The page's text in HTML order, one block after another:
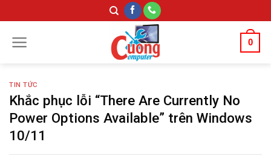
to
content
0
TIN TỨC
Khắc phục lỗi “There Are Currently No
Power Options Available” trên Windows
10/11